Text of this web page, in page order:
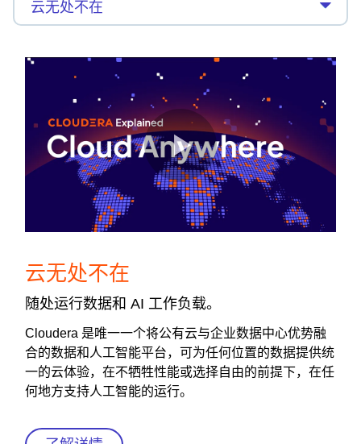
云无处不在
随处运行数据和 AI 工作负载。
Cloudera 是唯一一个将公有云与企业数据中心优势融
合的数据和人工智能平台，可为任何位置的数据提供统
一的云体验，在不牺牲性能或选择自由的前提下，在任
何地方支持人工智能的运行。